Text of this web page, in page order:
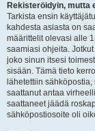
Rekisteröidyin, mutta
Tarkista ensin
kahdesta asiasta on
määrittelit olevasi alle
saamiasi ohjeita.
joko sinun itsesi
sisään. Tämä tieto
lähetettiin
saattanut antaa
saattaneet jäädä
sähköpostiosoite oli